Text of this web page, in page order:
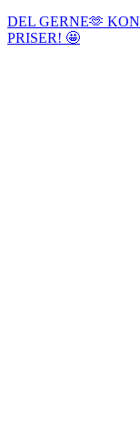
DEL GERNE🫶
PRISER! 🤩